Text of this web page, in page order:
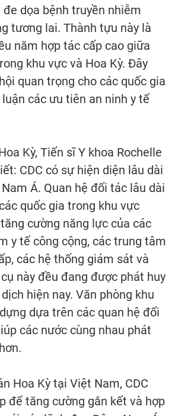
dọa bệnh truyền nhiễm
tương lai. Thành tựu này là
năm hợp tác cấp cao giữa
khu vực và Hoa Kỳ. Đây
quan trọng cho các quốc gia
các ưu tiên an ninh y tế
Kỳ, Tiến sĩ Y khoa Rochelle
CDC có sự hiện diện lâu dài
Á. Quan hệ đối tác lâu dài
quốc gia trong khu vực
cường năng lực của các
y tế công cộng, các trung tâm
các hệ thống giám sát và
này đều đang được phát huy
hiện nay. Văn phòng khu
dựa trên các quan hệ đối
các nước cùng nhau phát
Hoa Kỳ tại Việt Nam, CDC
để tăng cường gắn kết và hợp